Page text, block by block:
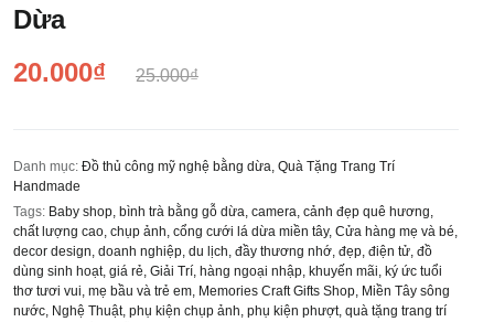
Dừa
20.000₫
25.000₫
Danh mục: Đồ thủ công mỹ nghệ bằng dừa, Quà Tặng Trang Trí
Handmade
Tags: Baby shop, bình trà bằng gỗ dừa, camera, cảnh đẹp quê hương,
chất lượng cao, chụp ảnh, cổng cưới lá dừa miền tây, Cửa hàng mẹ và bé,
decor design, doanh nghiệp, du lịch, đầy thương nhớ, đẹp, điện tử, đồ
dùng sinh hoạt, giá rẻ, Giải Trí, hàng ngoại nhập, khuyến mãi, ký ức tuổi
thơ tươi vui, mẹ bầu và trẻ em, Memories Craft Gifts Shop, Miền Tây sông
nước, Nghệ Thuật, phụ kiện chụp ảnh, phụ kiện phượt, quà tặng trang trí